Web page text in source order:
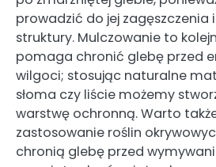
prowadzić do jej zagęszczenia
struktury. Mulczowanie to
pomaga chronić glebę przed
wilgoci; stosując naturalne
słoma czy liście możemy
warstwę ochronną. Warto
zastosowanie roślin
chronią glebę przed